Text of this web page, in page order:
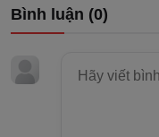
Bình luận (0)